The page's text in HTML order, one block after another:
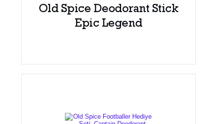
Old Spice Deodorant Stick
Epic Legend